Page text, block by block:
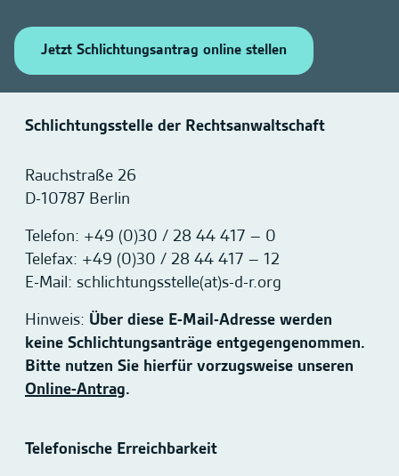
Jetzt Schlichtungsantrag online stellen
Schlichtungsstelle der Rechtsanwaltschaft
Rauchstraße 26
D-10787 Berlin
Telefon: +49 (0)30 / 28 44 417 – 0
Telefax: +49 (0)30 / 28 44 417 – 12
E-Mail: schlichtungsstelle(at)s-d-r.org
Hinweis: Über diese E-Mail-Adresse werden
keine Schlichtungsanträge entgegengenommen.
Bitte nutzen Sie hierfür vorzugsweise unseren
Online-Antrag.
Telefonische Erreichbarkeit